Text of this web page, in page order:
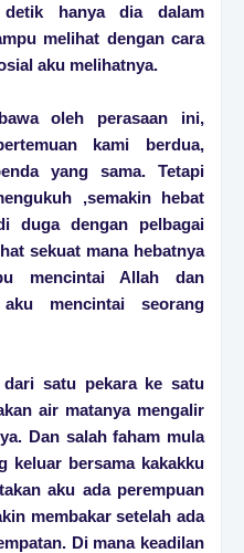
hanya dia dalam
melihat dengan cara
aku melihatnya.
oleh perasaan ini,
kami berdua,
yang sama. Tetapi
,semakin hebat
duga dengan pelbagai
sekuat mana hebatnya
mencintai Allah dan
aku mencintai seorang
satu pekara ke satu
air matanya mengalir
Dan salah faham mula
keluar bersama kakakku
aku ada perempuan
membakar setelah ada
Di mana keadilan